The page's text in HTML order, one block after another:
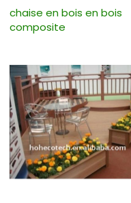
chaise en bois en bois
composite